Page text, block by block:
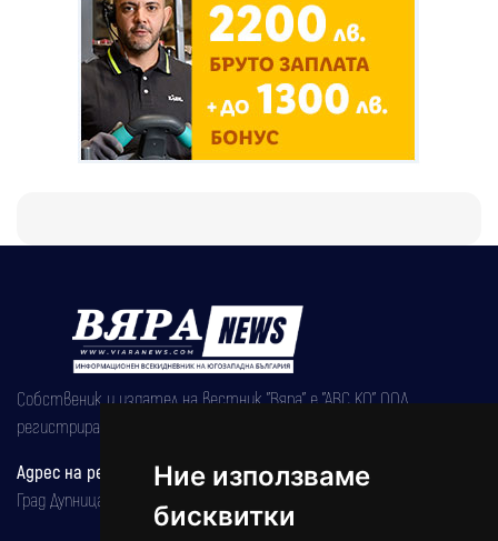
Ние използваме
бисквитки
Собственик и издател на вестник "Вяра" е "АВС КО" ООД,
регистрирана на 08.05.2002 година.
Адрес на редакцията
Град Дупница, ул.''Христо Ботев" 43